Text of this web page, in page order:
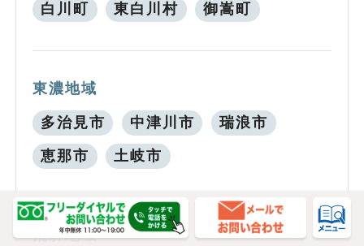
白川町 東白川村 御嵩町
東濃地域
多治見市 中津川市 瑞浪市
恵那市 土岐市
飛騨地域